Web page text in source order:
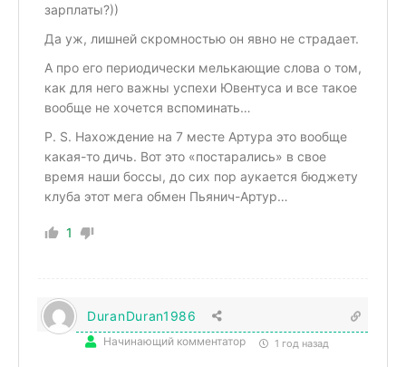
зарплаты?))
Да уж, лишней скромностью он явно не страдает.
А про его периодически мелькающие слова о том,
как для него важны успехи Ювентуса и все такое
вообще не хочется вспоминать…
P. S. Нахождение на 7 месте Артура это вообще
какая-то дичь. Вот это «постарались» в свое
время наши боссы, до сих пор аукается бюджету
клуба этот мега обмен Пьянич-Артур…
1
DuranDuran1986
Начинающий комментатор 1 год назад